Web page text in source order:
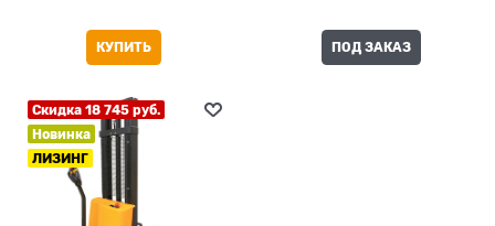
КУПИТЬ ПОД ЗАКАЗ
Скидка 18 745 руб.
Новинка
ЛИЗИНГ